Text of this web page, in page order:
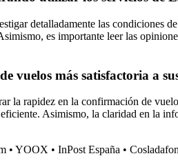
detalladamente las condiciones
es importante leer las
vuelos más satisfactoria a
la rapidez en la confirmación de
Asimismo, la claridad en la
• YOOX • InPost España • Cosladafon